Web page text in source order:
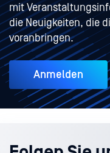
mit
die Neuigkeiten, die
voranbringen.
Anmelden